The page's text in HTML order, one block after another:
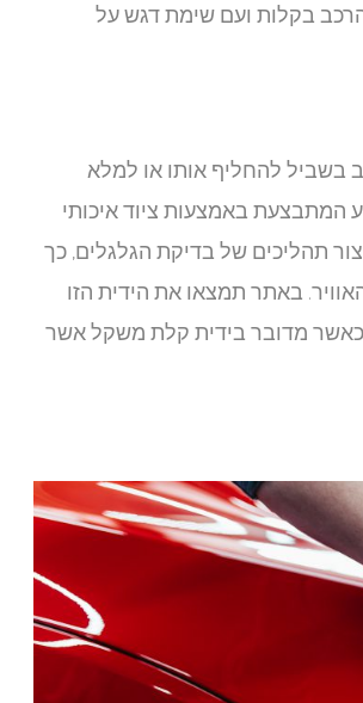
בקלות ועם שימת דגש על
בשביל להחליף אותו או למלא
המתבצעת באמצעות ציוד איכותי
תהליכים של בדיקת הגלגלים, כך
באתר תמצאו את הידית הזו
כאשר מדובר בידית קלת משקל אשר